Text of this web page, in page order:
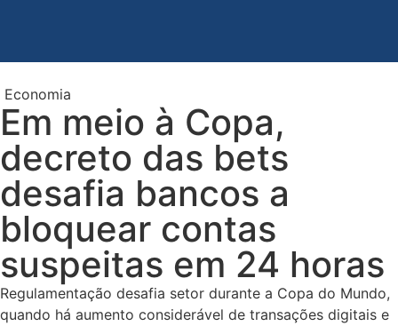
Economia
Em meio à Copa,
decreto das bets
desafia bancos a
bloquear contas
suspeitas em 24 horas
Regulamentação desafia setor durante a Copa do Mundo,
quando há aumento considerável de transações digitais e